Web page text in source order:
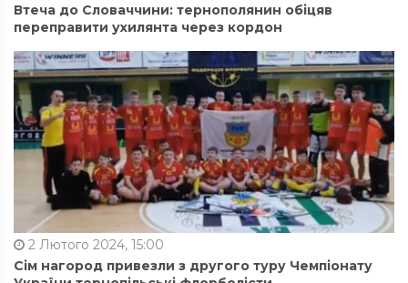
Втеча до Словаччини: тернополянин обіцяв
переправити ухилянта через кордон
2 Лютого 2024, 15:00
Сім нагород привезли з другого туру Чемпіонату